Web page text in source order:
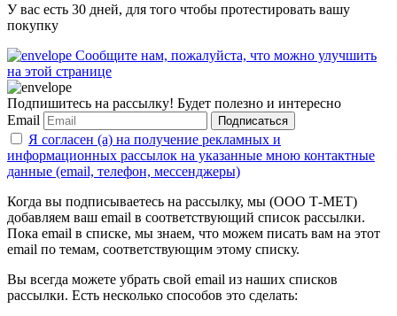
У вас есть 30 дней, для того чтобы протестировать вашу
покупку
Сообщите нам, пожалуйста, что можно улучшить
на этой странице
Подпишитесь на рассылку! Будет полезно и интересно
Email
Подписаться
Я согласен (а) на получение рекламных и
информационных рассылок на указанные мною контактные
данные (email, телефон, мессенджеры)
Когда вы подписываетесь на рассылку, мы (ООО Т-МЕТ)
добавляем ваш email в соответствующий список рассылки.
Пока email в списке, мы знаем, что можем писать вам на этот
email по темам, соответствующим этому списку.
Вы всегда можете убрать свой email из наших списков
рассылки. Есть несколько способов это сделать: